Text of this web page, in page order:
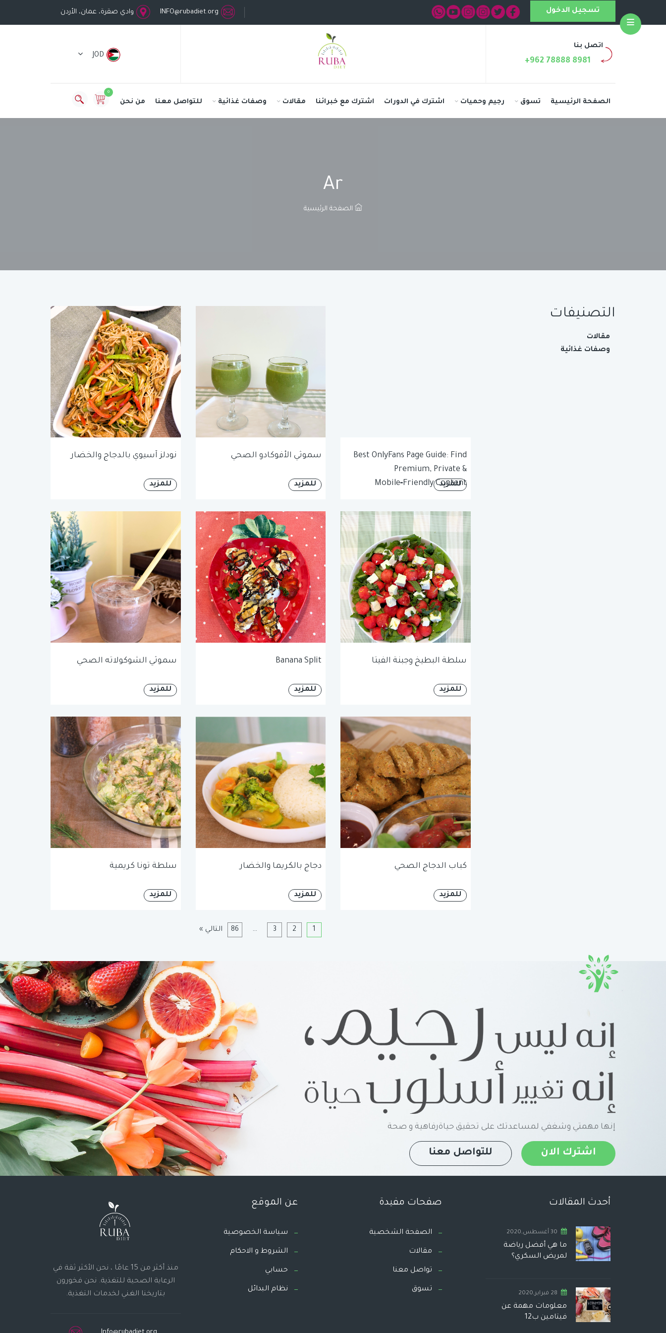
INFO@rubadiet.org وادي صقرة، عمان، الأردن تسجيل الدخول
اتصل بنا
+962 78888 8981
JOD
0
الصفحة الرئيسية تسوق رجيم وحميات اشترك في الدورات اشترك مع خبرائنا مقالات وصفات غذائية للتواصل معنا من نحن
Ar
الصفحة الرئيسية
التصنيفات
مقالات
وصفات غذائية
Best OnlyFans Page Guide: Find
Premium, Private &
Mobile‑Friendly Content
للمزيد
سموثي الأفوكادو الصحي
للمزيد
نودلز آسيوي بالدجاج والخضار
للمزيد
سلطة البطيخ وجبنة الفيتا
للمزيد
Banana Split
للمزيد
سموثي الشوكولاته الصحي
للمزيد
كباب الدجاج الصحي
للمزيد
دجاج بالكريما والخضار
للمزيد
سلطة تونا كريمية
للمزيد
1
2
3
…
86 التالي »
إنها مهمتي وشغفي لمساعدتك على تحقيق حياةرفاهية و صحة
اشترك الان للتواصل معنا
أحدث المقالات
30 أغسطس,2020
ما هي أفضل رياضة
لمريض السكري؟
28 فبراير,2020
معلومات مهمة عن
فيتامين ب12
صفحات مفيدة
الصفحة الشخصية
مقالات
تواصل معنا
تسوق
عن الموقع
سياسة الخصوصية
الشروط و الاحكام
حسابي
نظام البدائل
منذ أكثر من 15 عامًا ، نحن الأكثر ثقة في
الرعاية الصحية للتغذية. نحن فخورون
بتاريخنا الغني لخدمات التغذية.